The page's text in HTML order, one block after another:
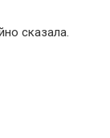
сказала.